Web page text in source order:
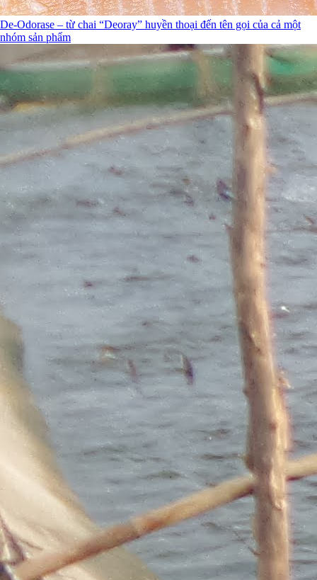
De-Odorase – từ chai “Deoray” huyền thoại đến tên gọi của cả một
nhóm sản phẩm